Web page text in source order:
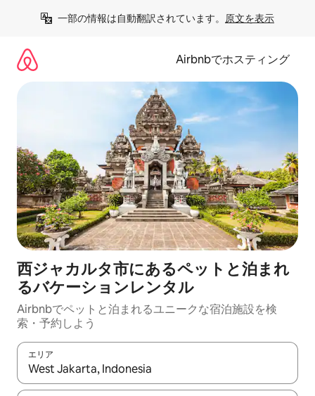
一部の情報は自動翻訳されています。 原文を表示
Airbnbでホスティング
西ジャカルタ市にあるペットと泊まれ
るバケーションレンタル
Airbnbでペットと泊まれるユニークな宿泊施設を検
索・予約しよう
エリア
検索結果が表示されたら、上下の矢印キーを使って移動するか